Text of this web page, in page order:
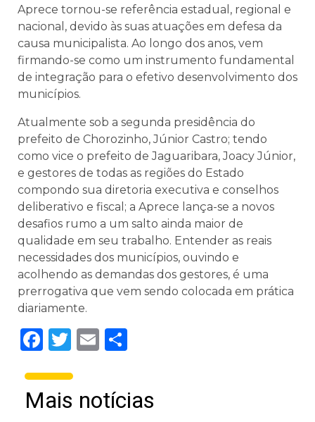
Aprece tornou-se referência estadual, regional e
nacional, devido às suas atuações em defesa da
causa municipalista. Ao longo dos anos, vem
firmando-se como um instrumento fundamental
de integração para o efetivo desenvolvimento dos
municípios.
Atualmente sob a segunda presidência do
prefeito de Chorozinho, Júnior Castro; tendo
como vice o prefeito de Jaguaribara, Joacy Júnior,
e gestores de todas as regiões do Estado
compondo sua diretoria executiva e conselhos
deliberativo e fiscal; a Aprece lança-se a novos
desafios rumo a um salto ainda maior de
qualidade em seu trabalho. Entender as reais
necessidades dos municípios, ouvindo e
acolhendo as demandas dos gestores, é uma
prerrogativa que vem sendo colocada em prática
diariamente.
Facebook
Twitter
Email
Mais notícias